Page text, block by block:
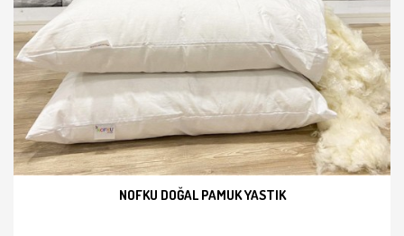
NOFKU DOĞAL PAMUK YASTIK